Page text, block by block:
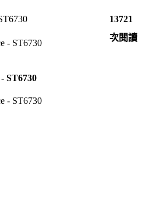
13721
次閱讀
ST6730